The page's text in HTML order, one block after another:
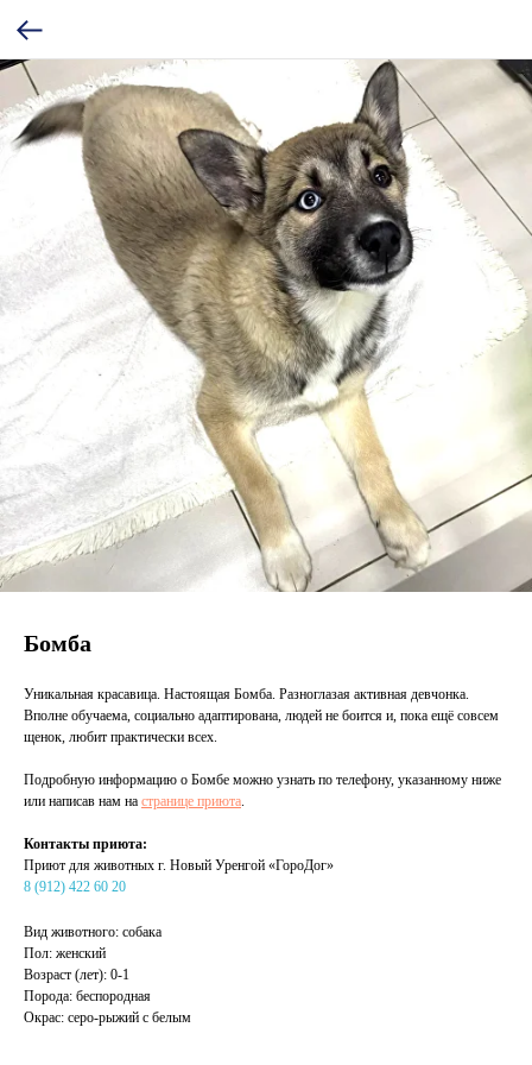
Бомба
Уникальная красавица. Настоящая Бомба. Разноглазая активная девчонка.
Вполне обучаема, социально адаптирована, людей не боится и, пока ещё совсем
щенок, любит практически всех.
Подробную информацию о Бомбе можно узнать по телефону, указанному ниже
или написав нам на странице приюта.
Контакты приюта:
Приют для животных г. Новый Уренгой «ГороДог»
8 (912) 422 60 20
Вид животного: собака
Пол: женский
Возраст (лет): 0-1
Порода: беспородная
Окрас: серо-рыжий с белым